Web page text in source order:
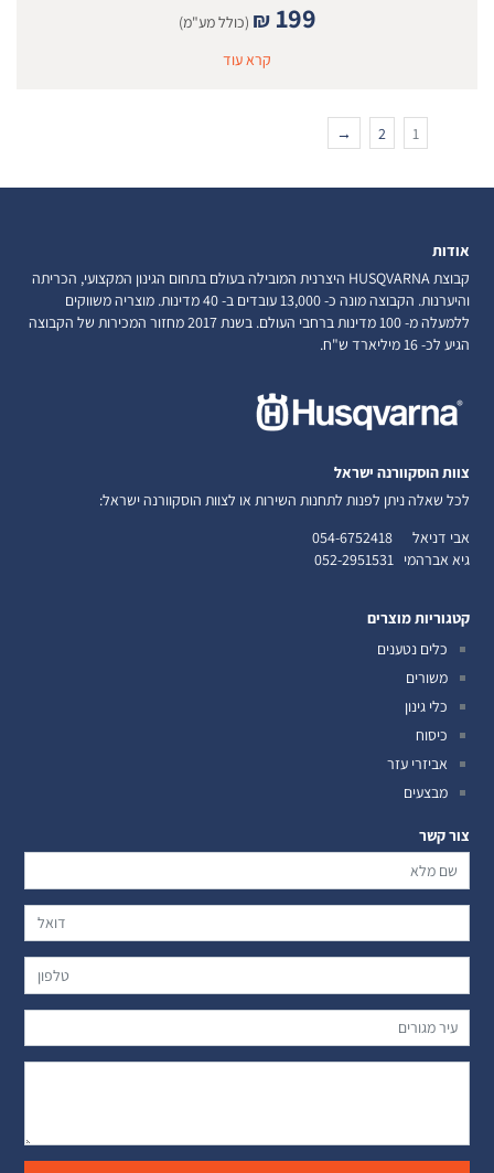
₪ 199
(כולל מע"מ)
קרא עוד
1
2
→
אודות
קבוצת HUSQVARNA היצרנית המובילה בעולם בתחום הגינון המקצועי, הכריתה
והיערנות. הקבוצה מונה כ- 13,000 עובדים ב- 40 מדינות. מוצריה משווקים
ללמעלה מ- 100 מדינות ברחבי העולם. בשנת 2017 מחזור המכירות של הקבוצה
הגיע לכ- 16 מיליארד ש"ח.
צוות הוסקוורנה ישראל
לכל שאלה ניתן לפנות לתחנות השירות או לצוות הוסקוורנה ישראל:
אבי דניאל 054-6752418
גיא אברהמי 052-2951531
קטגוריות מוצרים
כלים נטענים
משורים
כלי גינון
כיסוח
אביזרי עזר
מבצעים
צור קשר